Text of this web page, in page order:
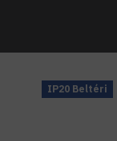
IP20 Beltéri